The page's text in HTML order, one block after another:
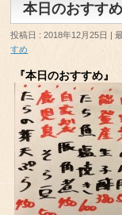
本日のおすす
投稿日 : 2018年12月25日
すめ
『本日のおすすめ』